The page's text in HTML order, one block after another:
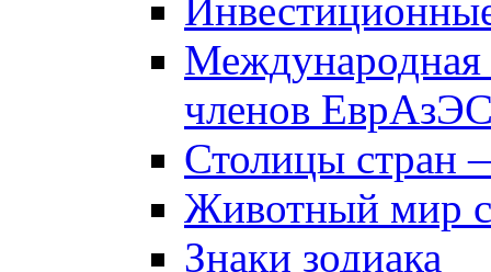
Международная
членов
Столицы стран
Животный мир
Знаки зодиака